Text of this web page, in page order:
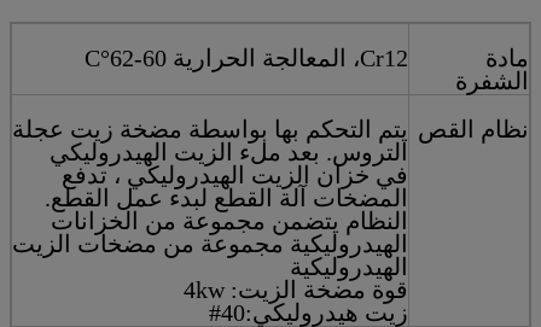
مادة
الشفرة
Cr12، المعالجة الحرارية 60-62°C
نظام القص يتم التحكم بها بواسطة مضخة زيت عجلة
التروس. بعد ملء الزيت الهيدروليكي
في خزان الزيت الهيدروليكي ، تدفع
المضخات آلة القطع لبدء عمل القطع.
النظام يتضمن مجموعة من الخزانات
الهيدروليكية مجموعة من مضخات الزيت
الهيدروليكية
قوة مضخة الزيت: 4kw
زيت هيدروليكي:40#